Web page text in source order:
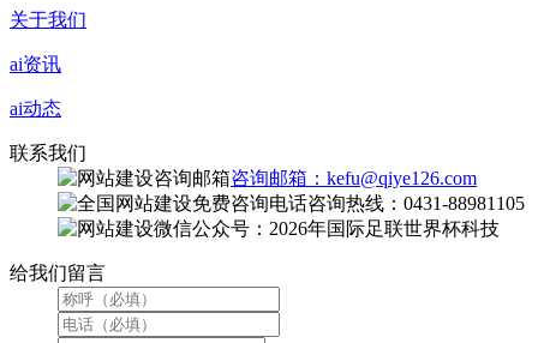
关于我们
ai资讯
ai动态
联系我们
咨询邮箱：kefu@qiye126.com
咨询热线：0431-88981105
微信公众号：2026年国际足联世界杯科技
给我们留言